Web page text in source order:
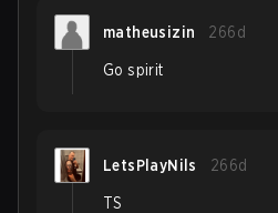
matheusizin 266d
Go spirit
LetsPlayNils 266d
TS